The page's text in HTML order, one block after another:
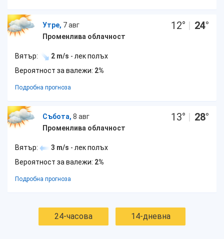
Утре, 7 авг
Променлива облачност
12° | 24°
Вятър: 2 m/s - лек полъх
Вероятност за валежи: 2%
Подробна прогноза
Събота, 8 авг
Променлива облачност
13° | 28°
Вятър: 3 m/s - лек полъх
Вероятност за валежи: 2%
Подробна прогноза
24-часова 14-дневна